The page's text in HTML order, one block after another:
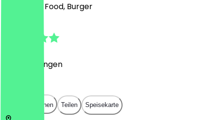
Pizza, Fast Food, Burger
Bewertungen
In App öffnen Teilen Speisekarte